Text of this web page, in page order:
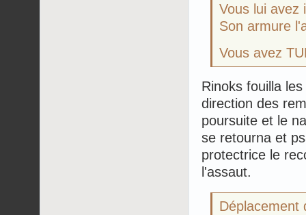
Vous lui avez
Son armure
Vous avez
Rinoks fouilla
direction des
poursuite et le
se retourna et
protectrice le
l'assaut.
Déplacement